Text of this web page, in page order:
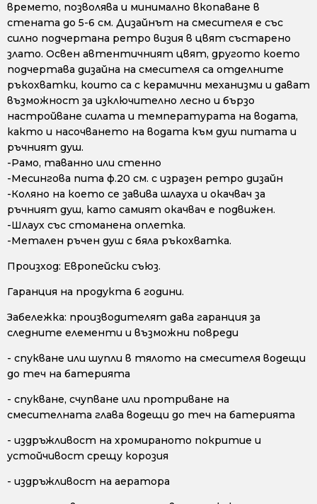
времето, позволява и минимално вкопаване в
стената до 5-6 см. Дизайнът на смесителя е със
силно подчертана ретро визия в цвят състарено
злато. Освен автентичният цвят, другото което
подчертава дизайна на смесителя са отделните
ръкохватки, които са с керамични механизми и дават
възможност за изключително лесно и бързо
настройване силата и температурата на водата,
както и насочването на водата към душ питата и
ръчният душ.
-Рамо, таванно или стенно
-Месингова пита ф.20 см. с изразен ретро дизайн
-Коляно на което се завива шлауха и окачвач за
ръчният душ, като самият окачвач е подвижен.
-Шлаух със стоманена оплетка.
-Метален ръчен душ с бяла ръкохватка.
Произход: Европейски съюз.
Гаранция на продукта 6 години.
Забележка: производителят дава гаранция за
следните елементи и възможни повреди
- спукване или шупли в тялото на смесителя водещи
до теч на батерията
- спукване, счупване или протриване на
смесителната глава водещи до теч на батерията
- издръжливост на хромираното покритие и
устойчивост срещу корозия
- издръжливост на аератора